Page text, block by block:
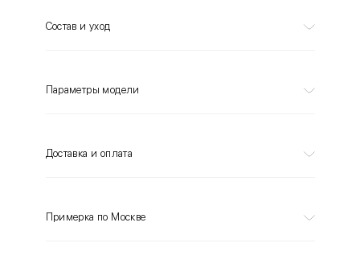
Состав и уход
Параметры модели
Доставка и оплата
Примерка по Москве